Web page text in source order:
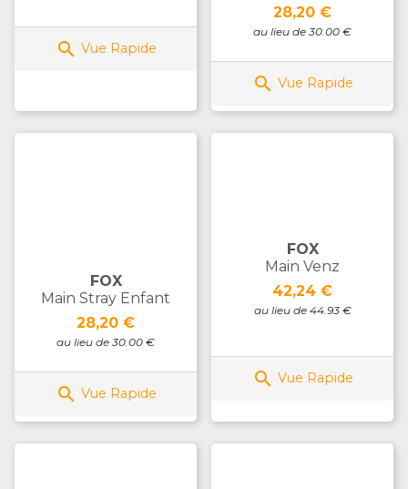
 Vue Rapide
Prix
28,20 €
au lieu de 30.00 €
 Vue Rapide
FOX
Main Stray Enfant
Prix
28,20 €
au lieu de 30.00 €
 Vue Rapide
FOX
Main Venz
Prix
42,24 €
au lieu de 44.93 €
 Vue Rapide